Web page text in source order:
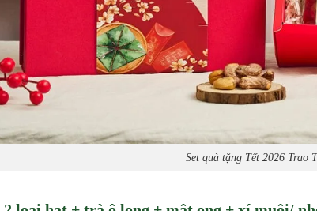
Set quà tặng Tết 2026 Trao